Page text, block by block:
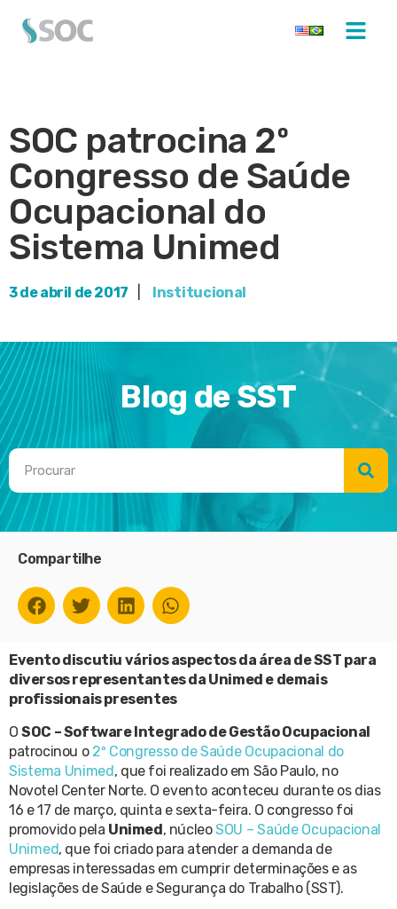
SOC patrocina 2º
Congresso de Saúde
Ocupacional do
Sistema Unimed
3 de abril de 2017 Institucional
Blog de SST
Compartilhe
Evento discutiu vários aspectos da área de SST para
diversos representantes da Unimed e demais
profissionais presentes
OSOC – Software Integrado de Gestão Ocupacional
patrocinou o 2º Congresso de Saúde Ocupacional do
Sistema Unimed, que foi realizado em São Paulo, no
Novotel Center Norte. O evento aconteceu durante os dias
16 e 17 de março, quinta e sexta-feira. O congresso foi
promovido pela Unimed, núcleoSOU – Saúde Ocupacional
Unimed, que foi criado para atender a demanda de
empresas interessadas em cumprir determinações e as
legislações de Saúde e Segurança do Trabalho (SST).